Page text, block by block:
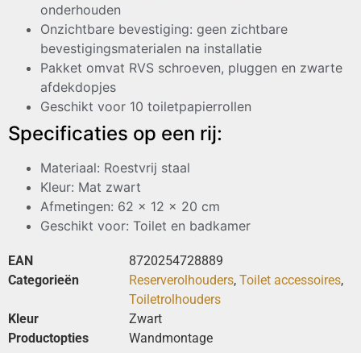
onderhouden
Onzichtbare bevestiging: geen zichtbare
bevestigingsmaterialen na installatie
Pakket omvat RVS schroeven, pluggen en zwarte
afdekdopjes
Geschikt voor 10 toiletpapierrollen
Specificaties op een rij:
Materiaal: Roestvrij staal
Kleur: Mat zwart
Afmetingen: 62 x 12 x 20 cm
Geschikt voor: Toilet en badkamer
EAN
8720254728889
Categorieën
Reserverolhouders, Toilet accessoires,
Toiletrolhouders
Kleur
Zwart
Productopties
Wandmontage